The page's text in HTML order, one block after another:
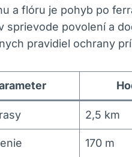
a flóru je pohyb po
sprievode povolení a
pravidiel ochrany
2,5 km
170 m